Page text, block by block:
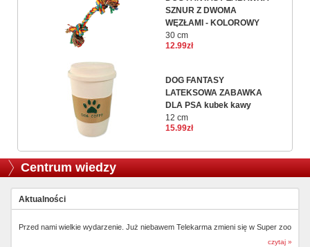
SZNUR Z DWOMA
WĘZŁAMI - KOLOROWY
30 cm
12.99zł
DOG FANTASY
LATEKSOWA ZABAWKA
DLA PSA kubek kawy
12 cm
15.99zł
Centrum wiedzy
Aktualności
Przed nami wielkie wydarzenie. Już niebawem Telekarma zmieni się w Super zoo
czytaj »